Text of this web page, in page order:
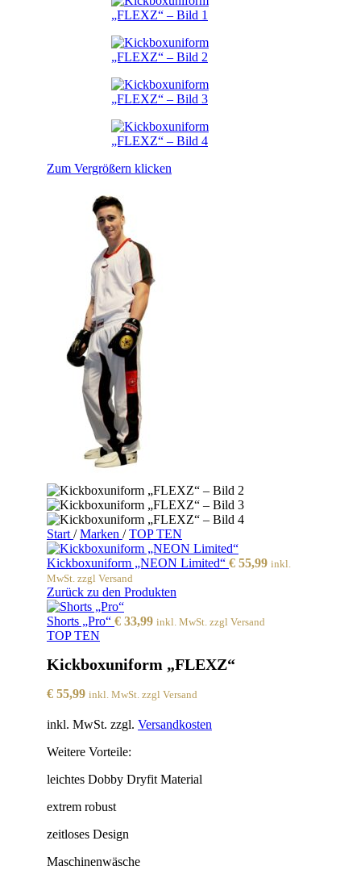
Zum Vergrößern klicken
Start / Marken / TOP TEN
Kickboxuniform „NEON Limited“ € 55,99 inkl.
MwSt. zzgl Versand
Zurück zu den Produkten
Shorts „Pro“ € 33,99 inkl. MwSt. zzgl Versand
TOP TEN
Kickboxuniform „FLEXZ“
€ 55,99 inkl. MwSt. zzgl Versand
inkl. MwSt. zzgl. Versandkosten
Weitere Vorteile:
leichtes Dobby Dryfit Material
extrem robust
zeitloses Design
Maschinenwäsche